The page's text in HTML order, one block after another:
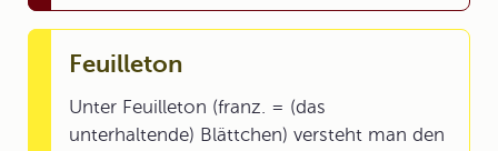
Feuilleton
Unter Feuilleton (franz. = (das
unterhaltende) Blättchen) versteht man den